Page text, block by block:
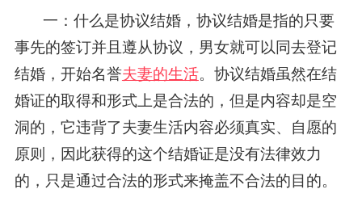
一：什么是协议结婚，协议结婚是指的只要
事先的签订并且遵从协议，男女就可以同去登记
结婚，开始名誉夫妻的生活。协议结婚虽然在结
婚证的取得和形式上是合法的，但是内容却是空
洞的，它违背了夫妻生活内容必须真实、自愿的
原则，因此获得的这个结婚证是没有法律效力
的，只是通过合法的形式来掩盖不合法的目的。